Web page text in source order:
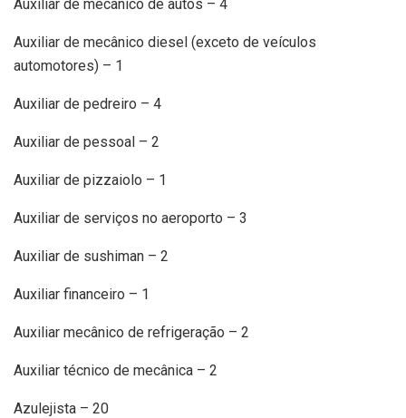
Auxiliar de mecânico de autos – 4
Auxiliar de mecânico diesel (exceto de veículos
automotores) – 1
Auxiliar de pedreiro – 4
Auxiliar de pessoal – 2
Auxiliar de pizzaiolo – 1
Auxiliar de serviços no aeroporto – 3
Auxiliar de sushiman – 2
Auxiliar financeiro – 1
Auxiliar mecânico de refrigeração – 2
Auxiliar técnico de mecânica – 2
Azulejista – 20